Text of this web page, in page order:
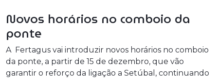
Novos horários no comboio da
ponte
A Fertagus vai introduzir novos horários no comboio
da ponte, a partir de 15 de dezembro, que vão
garantir o reforço da ligação a Setúbal, continuando